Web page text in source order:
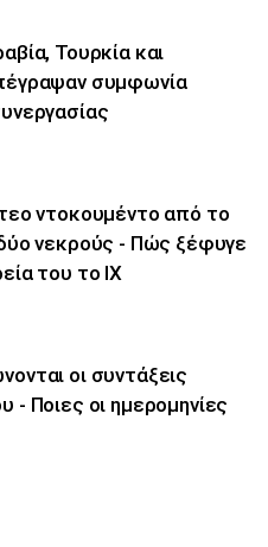
Τουρκία και
συμφωνία
ντοκουμέντο από το
νεκρούς - Πώς ξέφυγε
του το ΙΧ
οι συντάξεις
- Ποιες οι ημερομηνίες